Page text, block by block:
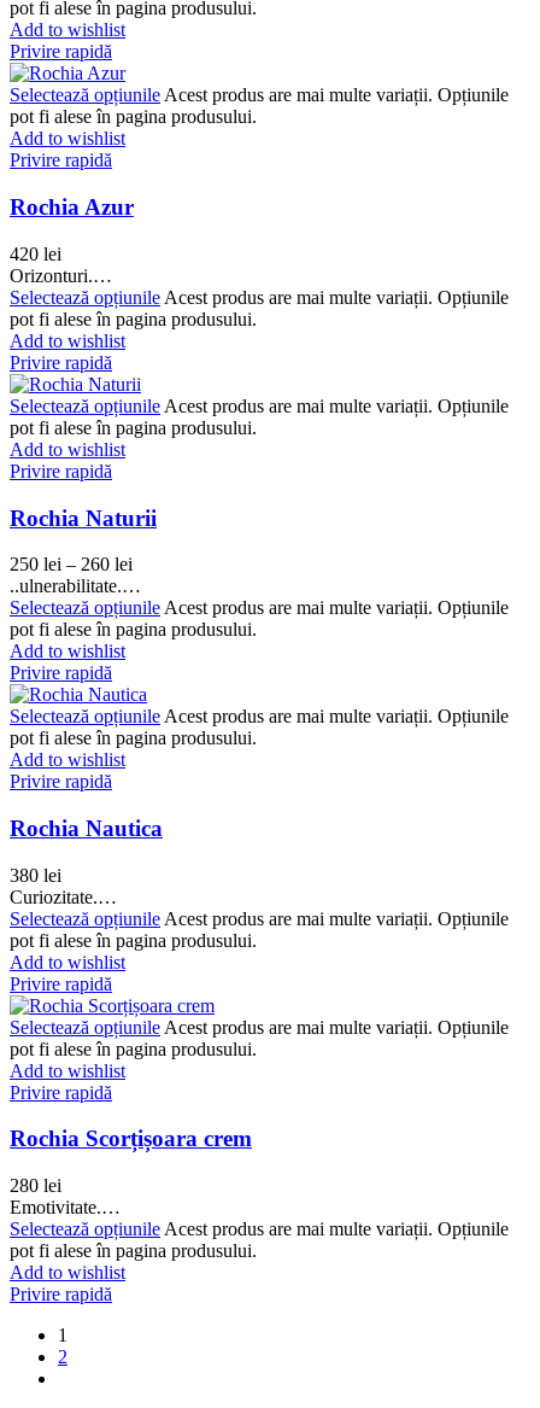
pot fi alese în pagina produsului.
Add to wishlist
Privire rapidă
Selectează opțiunile Acest produs are mai multe variații. Opțiunile
pot fi alese în pagina produsului.
Add to wishlist
Privire rapidă
Rochia Azur
420 lei
Orizonturi.…
Selectează opțiunile Acest produs are mai multe variații. Opțiunile
pot fi alese în pagina produsului.
Add to wishlist
Privire rapidă
Selectează opțiunile Acest produs are mai multe variații. Opțiunile
pot fi alese în pagina produsului.
Add to wishlist
Privire rapidă
Rochia Naturii
250 lei – 260 lei
..ulnerabilitate.…
Selectează opțiunile Acest produs are mai multe variații. Opțiunile
pot fi alese în pagina produsului.
Add to wishlist
Privire rapidă
Selectează opțiunile Acest produs are mai multe variații. Opțiunile
pot fi alese în pagina produsului.
Add to wishlist
Privire rapidă
Rochia Nautica
380 lei
Curiozitate.…
Selectează opțiunile Acest produs are mai multe variații. Opțiunile
pot fi alese în pagina produsului.
Add to wishlist
Privire rapidă
Selectează opțiunile Acest produs are mai multe variații. Opțiunile
pot fi alese în pagina produsului.
Add to wishlist
Privire rapidă
Rochia Scorțișoara crem
280 lei
Emotivitate.…
Selectează opțiunile Acest produs are mai multe variații. Opțiunile
pot fi alese în pagina produsului.
Add to wishlist
Privire rapidă
1
2